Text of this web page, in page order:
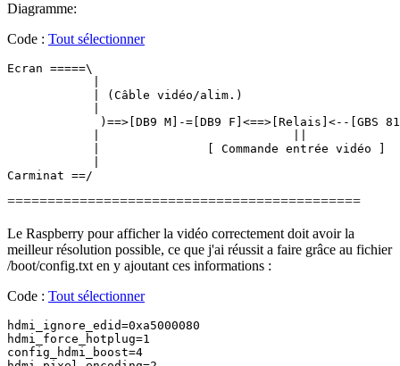
Diagramme:
Code : Tout sélectionner
Ecran =====\
            | (Câble vidéo/alim.)
)==>[DB9 M]-=[DB9 F]<==>[Relais]<--[GBS
            |               [ Commande entrée vidéo ]
============================================
Le Raspberry pour afficher la vidéo correctement doit avoir la
meilleur résolution possible, ce que j'ai réussit a faire grâce au fichier
/boot/config.txt en y ajoutant ces informations :
Code : Tout sélectionner
hdmi_ignore_edid=0xa5000080
hdmi_force_hotplug=1
config_hdmi_boost=4